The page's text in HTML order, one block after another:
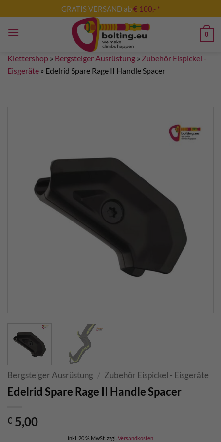
Inhalt
springen
GRATIS VERSAND ab€ 100,- *
0
Klettershop » Bergsteiger Ausrüstung » Zubehör Eispickel -
Eisgeräte » Edelrid Spare Rage II Handle Spacer
Bergsteiger Ausrüstung / Zubehör Eispickel - Eisgeräte
Edelrid Spare Rage II Handle Spacer
€ 5,00
inkl. 20 % MwSt. zzgl. Versandkosten